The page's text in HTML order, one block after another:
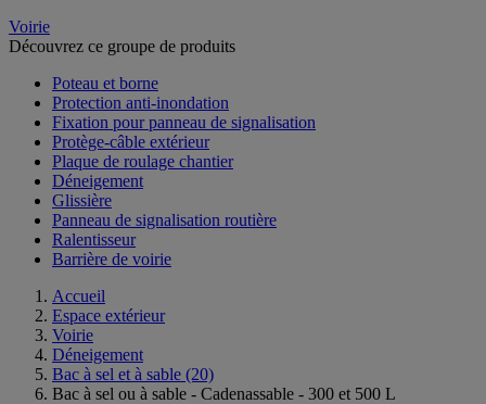
Voirie
Découvrez ce groupe de produits
Poteau et borne
Protection anti-inondation
Fixation pour panneau de signalisation
Protège-câble extérieur
Plaque de roulage chantier
Déneigement
Glissière
Panneau de signalisation routière
Ralentisseur
Barrière de voirie
Accueil
Espace extérieur
Voirie
Déneigement
Bac à sel et à sable (20)
Bac à sel ou à sable - Cadenassable - 300 et 500 L